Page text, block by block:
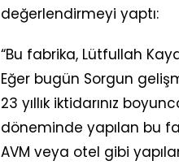
değerlendirmeyi yaptı:
“Bu fabrika, Lütfullah
Eğer bugün Sorgun
23 yıllık iktidarınız
döneminde yapılan bu
AVM veya otel gibi